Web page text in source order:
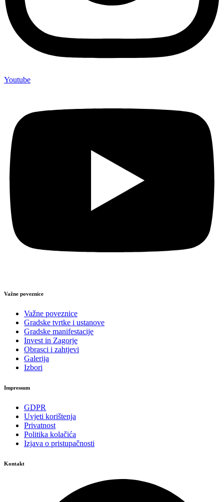
Youtube
Važne poveznice
Važne poveznice
Gradske tvrtke i ustanove
Gradske manifestacije
Invest in Zagorje
Obrasci i zahtjevi
Galerija
Izbori
Impressum
GDPR
Uvjeti korištenja
Privatnost
Politika kolačića
Izjava o pristupačnosti
Kontakt